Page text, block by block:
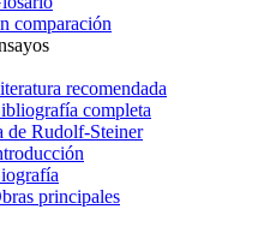
comparación
recomendada
completa
de Rudolf-Steiner
principales